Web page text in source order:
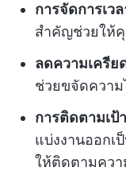
การจัดการเว
สำคัญช่วยให้
ลดความเครีย
ช่วยขจัดควา
การติดตามเป้
แบ่งงานออกเ
ให้ติดตามคว